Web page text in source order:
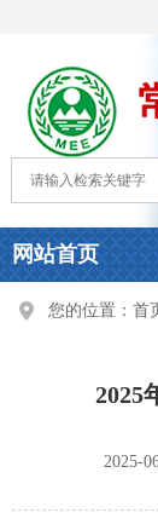
网站首页
您的位置： 首
2025
2025-